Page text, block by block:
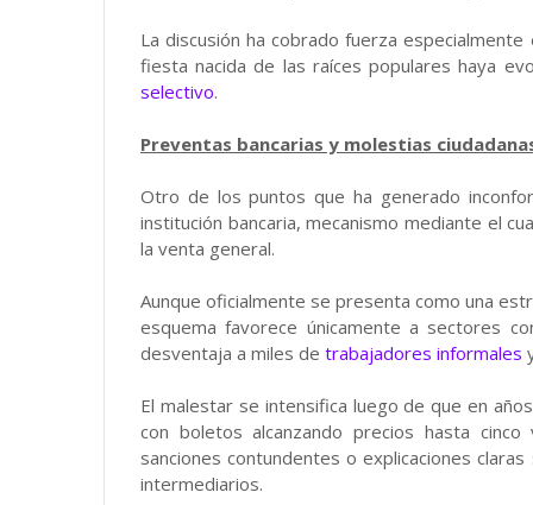
La discusión ha cobrado fuerza
fiesta nacida de las raíces populares haya
selectivo.
Preventas bancarias y molestias
Otro de los puntos que ha generado
institución bancaria, mecanismo mediante el
la venta general.
Aunque oficialmente se presenta como una
esquema favorece únicamente a sectores
desventaja a miles de trabajadores informales
El malestar se intensifica luego de que en
con boletos alcanzando precios hasta
sanciones contundentes o explicaciones
intermediarios.